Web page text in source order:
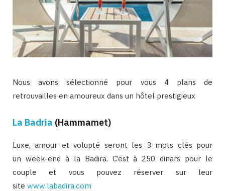
Nous avons sélectionné pour vous 4 plans de
retrouvailles en amoureux dans un hôtel prestigieux
La Badria (Hammamet)
Luxe, amour et volupté seront les 3 mots clés pour
un week-end à la Badira. C’est à 250 dinars pour le
couple et vous pouvez réserver sur leur
site www.labadira.com